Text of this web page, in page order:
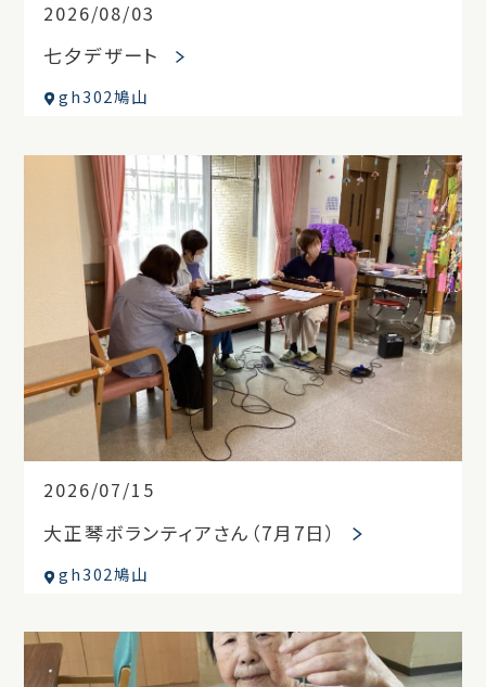
2026/08/03
七夕デザート
gh302鳩山
2026/07/15
大正琴ボランティアさん（7月7日）
gh302鳩山